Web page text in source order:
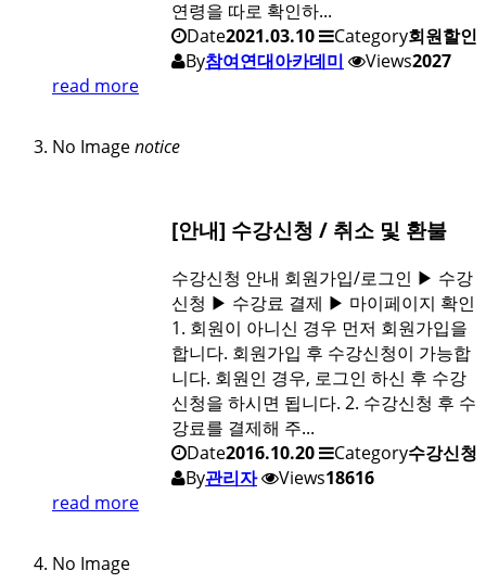
연령을 따로 확인하...
Date2021.03.10 Category회원할인
By참여연대아카데미 Views2027
read more
No Imagenotice
[안내] 수강신청 / 취소 및 환불
수강신청 안내 회원가입/로그인 ▶ 수강
신청 ▶ 수강료 결제 ▶ 마이페이지 확인
1. 회원이 아니신 경우 먼저 회원가입을
합니다. 회원가입 후 수강신청이 가능합
니다. 회원인 경우, 로그인 하신 후 수강
신청을 하시면 됩니다. 2. 수강신청 후 수
강료를 결제해 주...
Date2016.10.20 Category수강신청
By관리자 Views18616
read more
No Image